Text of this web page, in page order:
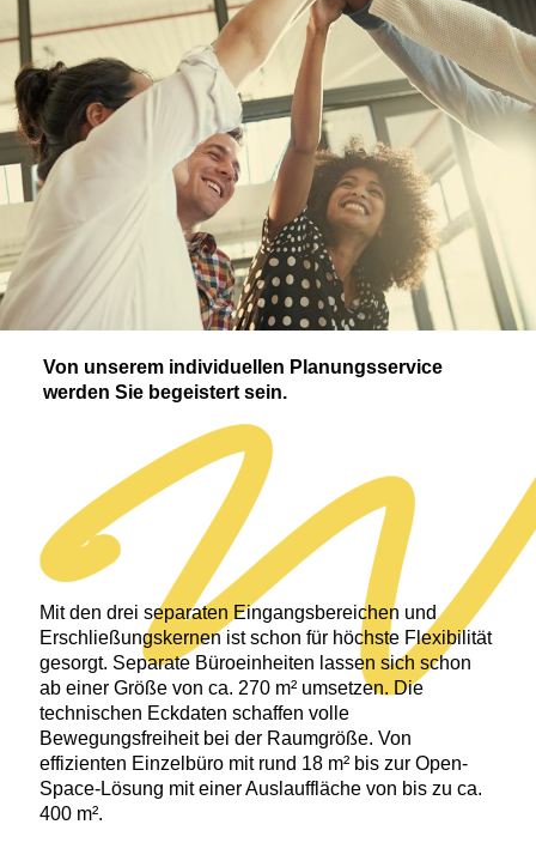
Von unserem individuellen Planungs­service
werden Sie begeistert sein.
Mit den drei separaten Eingangs­be­reichen und
Erschließungs­kernen ist schon für höchste Flexibilität
gesorgt. Separate Büroeinheiten lassen sich schon
ab einer Größe von ca. 270 m² umsetzen. Die
technischen Eckdaten schaffen volle
Bewegungsfreiheit bei der Raumgröße. Von
effizienten Einzelbüro mit rund 18 m² bis zur Open-
Space-Lösung mit einer Auslauffläche von bis zu ca.
400 m².